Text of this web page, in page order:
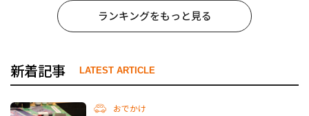
ランキングをもっと見る
新着記事 LATEST ARTICLE
おでかけ